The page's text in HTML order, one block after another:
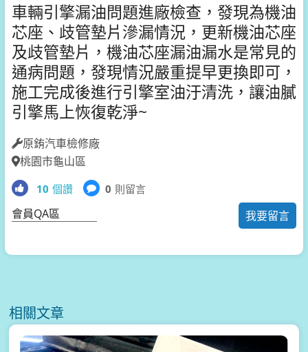
車輛引擎漏油問題進廠檢查，發現為機油
芯座、歧管墊片滲漏情況，更新機油芯座
及歧管墊片，機油芯座漏油漏水是常見的
通病問題，發現情況嚴重提早更換即可，
施工完成後進行引擎室油汙清洗，讓油膩
引擎馬上恢復乾淨~
原銪汽車檢修廠
桃園市龜山區
10 個讚 0 則留言
我要留言
會員QA區
相關文章